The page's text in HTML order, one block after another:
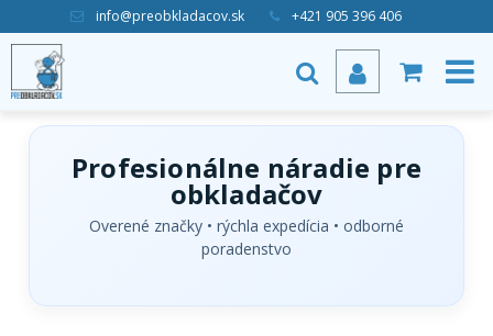
info@preobkladacov.sk +421 905 396 406
Profesionálne náradie pre
obkladačov
Overené značky • rýchla expedícia • odborné
poradenstvo